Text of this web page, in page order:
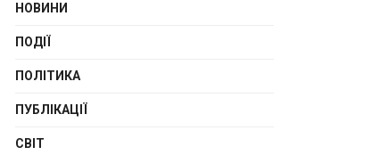
НОВИНИ
ПОДІЇ
ПОЛІТИКА
ПУБЛІКАЦІЇ
СВІТ